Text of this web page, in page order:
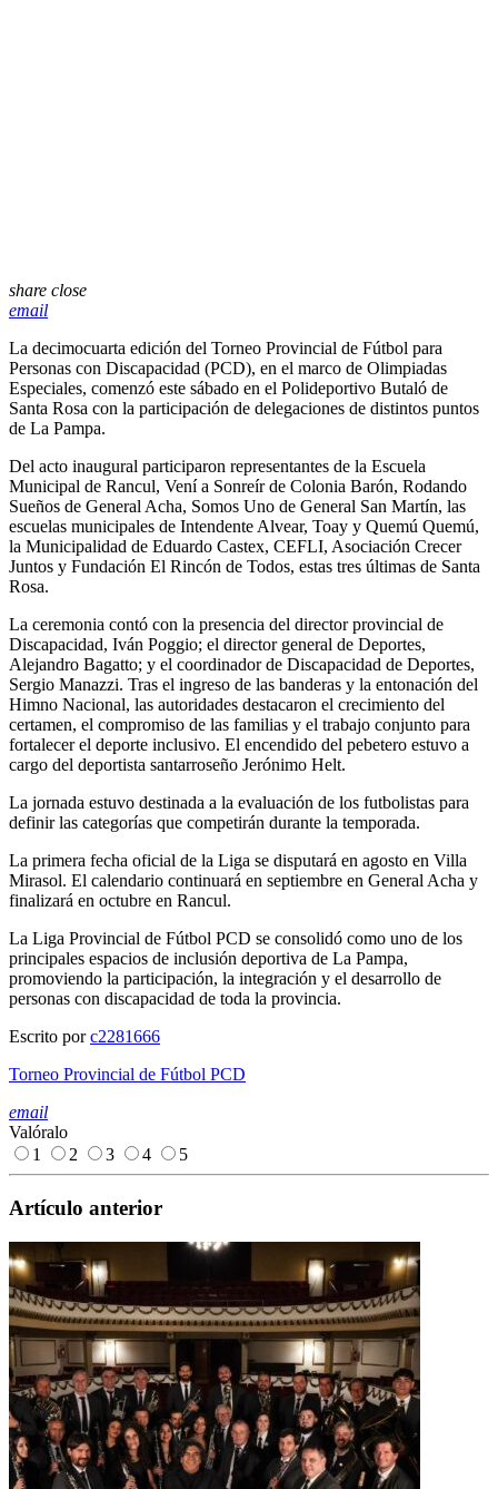
share close
email
La decimocuarta edición del Torneo Provincial de Fútbol para
Personas con Discapacidad (PCD), en el marco de Olimpiadas
Especiales, comenzó este sábado en el Polideportivo Butaló de
Santa Rosa con la participación de delegaciones de distintos puntos
de La Pampa.
Del acto inaugural participaron representantes de la Escuela
Municipal de Rancul, Vení a Sonreír de Colonia Barón, Rodando
Sueños de General Acha, Somos Uno de General San Martín, las
escuelas municipales de Intendente Alvear, Toay y Quemú Quemú,
la Municipalidad de Eduardo Castex, CEFLI, Asociación Crecer
Juntos y Fundación El Rincón de Todos, estas tres últimas de Santa
Rosa.
La ceremonia contó con la presencia del director provincial de
Discapacidad, Iván Poggio; el director general de Deportes,
Alejandro Bagatto; y el coordinador de Discapacidad de Deportes,
Sergio Manazzi. Tras el ingreso de las banderas y la entonación del
Himno Nacional, las autoridades destacaron el crecimiento del
certamen, el compromiso de las familias y el trabajo conjunto para
fortalecer el deporte inclusivo. El encendido del pebetero estuvo a
cargo del deportista santarroseño Jerónimo Helt.
La jornada estuvo destinada a la evaluación de los futbolistas para
definir las categorías que competirán durante la temporada.
La primera fecha oficial de la Liga se disputará en agosto en Villa
Mirasol. El calendario continuará en septiembre en General Acha y
finalizará en octubre en Rancul.
La Liga Provincial de Fútbol PCD se consolidó como uno de los
principales espacios de inclusión deportiva de La Pampa,
promoviendo la participación, la integración y el desarrollo de
personas con discapacidad de toda la provincia.
Escrito porc2281666
Torneo Provincial de Fútbol PCD
email
Valóralo
1
2 3 4 5
Artículo anterior